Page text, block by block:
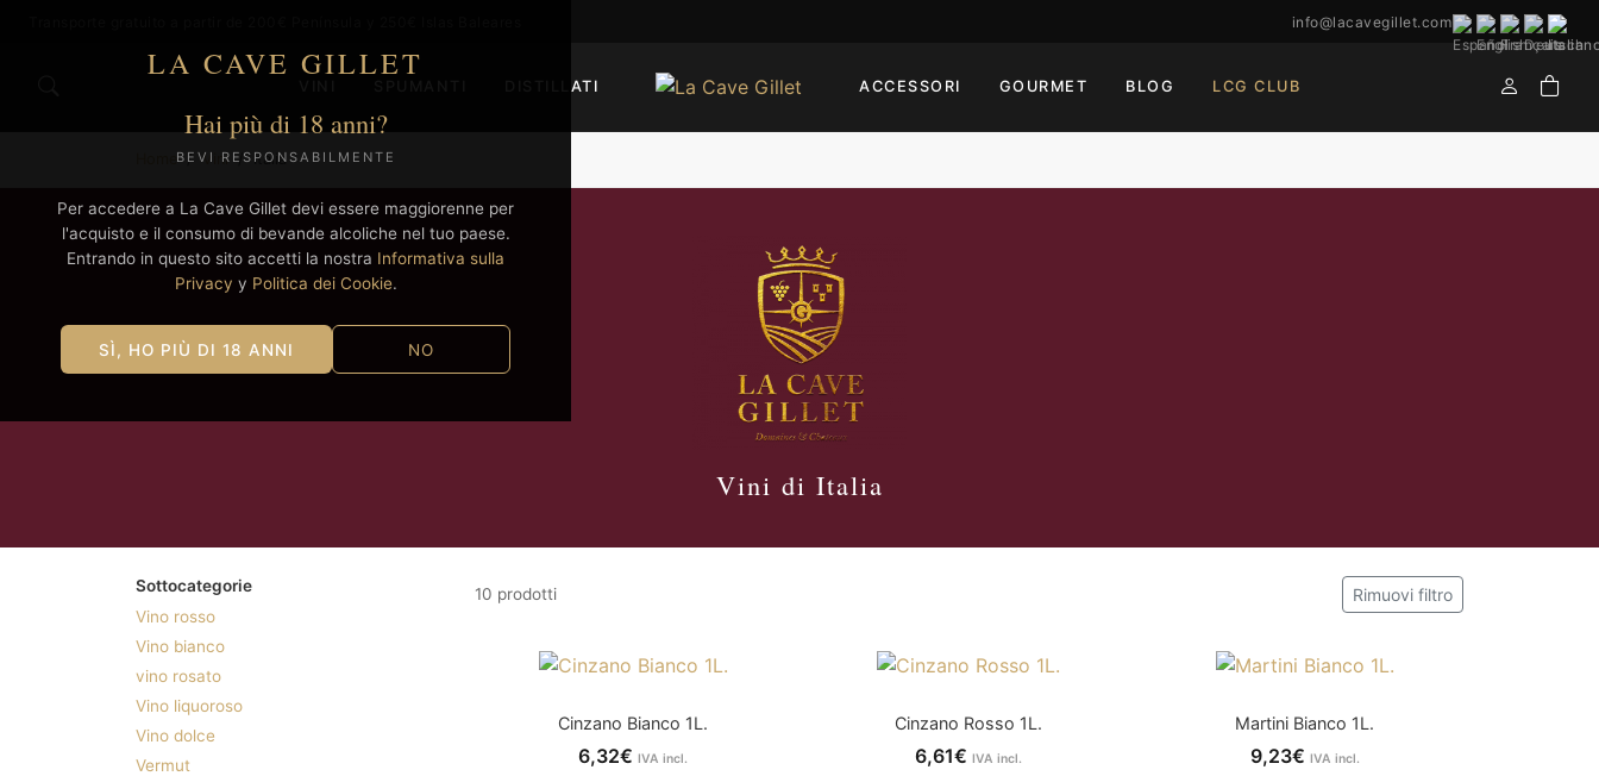
LA CAVE GILLET
Hai più di 18 anni?
BEVI RESPONSABILMENTE
Per accedere a La Cave Gillet devi essere maggiorenne per
l'acquisto e il consumo di bevande alcoliche nel tuo paese.
Entrando in questo sito accetti la nostra Informativa sulla
Privacy y Politica dei Cookie.
SÌ, HO PIÙ DI 18 ANNI NO
info@lacavegillet.com
DISTILLATI ACCESSORI GOURMET BLOG LCG CLUB
Vini Italia
Vini di Italia
Sottocategorie
Vino rosso
Vino bianco
vino rosato
Vino liquoroso
Vino dolce
Vermut
10 prodotti Rimuovi filtro
Cinzano Bianco 1L.
6,32€IVA incl.
Cinzano Rosso 1L.
6,61€IVA incl.
Martini Bianco 1L.
9,23€ IVA incl.